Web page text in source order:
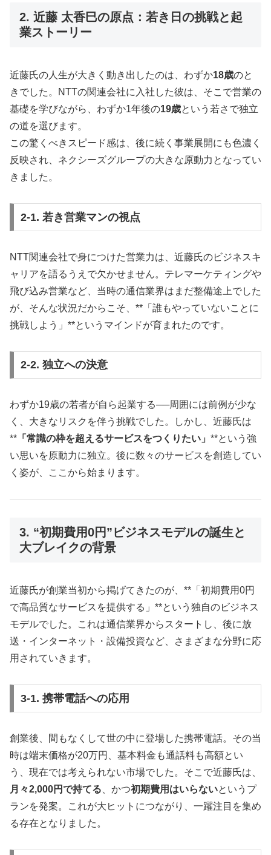
2. 近藤 太香巳の原点：若き日の挑戦と起
業ストーリー
近藤氏の人生が大きく動き出したのは、わずか18歳のと
きでした。NTTの関連会社に入社した彼は、そこで営業の
基礎を学びながら、わずか1年後の19歳という若さで独立
の道を選びます。
この驚くべきスピード感は、後に続く事業展開にも色濃く
反映され、ネクシーズグループの大きな原動力となってい
きました。
2-1. 若き営業マンの視点
NTT関連会社で身につけた営業力は、近藤氏のビジネスキ
ャリアを語るうえで欠かせません。テレマーケティングや
飛び込み営業など、当時の通信業界はまだ整備途上でした
が、そんな状況だからこそ、**「誰もやっていないことに
挑戦しよう」**というマインドが育まれたのです。
2-2. 独立への決意
わずか19歳の若者が自ら起業する──周囲には前例が少な
く、大きなリスクを伴う挑戦でした。しかし、近藤氏は
** 「常識の枠を超えるサービスをつくりたい」 **という強
い思いを原動力に独立。後に数々のサービスを創造してい
く姿が、ここから始まります。
3. “初期費用0円”ビジネスモデルの誕生と
大ブレイクの背景
近藤氏が創業当初から掲げてきたのが、**「初期費用0円
で高品質なサービスを提供する」**という独自のビジネス
モデルでした。これは通信業界からスタートし、後に放
送・インターネット・設備投資など、さまざまな分野に応
用されていきます。
3-1. 携帯電話への応用
創業後、間もなくして世の中に登場した携帯電話。その当
時は端末価格が20万円、基本料金も通話料も高額とい
う、現在では考えられない市場でした。そこで近藤氏は、
月々2,000円で持てる 、かつ初期費用はいらないというプ
ランを発案。これが大ヒットにつながり、一躍注目を集め
る存在となりました。